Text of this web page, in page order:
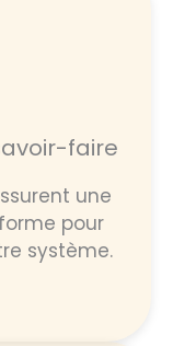
faire
une
pour
système.